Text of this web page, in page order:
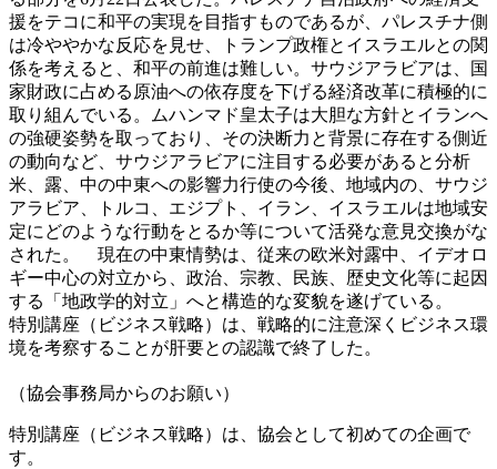
援をテコに和平の実現を目指すものであるが、パレスチナ側
は冷ややかな反応を見せ、トランプ政権とイスラエルとの関
係を考えると、和平の前進は難しい。サウジアラビアは、国
家財政に占める原油への依存度を下げる経済改革に積極的に
取り組んでいる。ムハンマド皇太子は大胆な方針とイランへ
の強硬姿勢を取っており、その決断力と背景に存在する側近
の動向など、サウジアラビアに注目する必要があると分析
米、露、中の中東への影響力行使の今後、地域内の、サウジ
アラビア、トルコ、エジプト、イラン、イスラエルは地域安
定にどのような行動をとるか等について活発な意見交換がな
された。 現在の中東情勢は、従来の欧米対露中、イデオロ
ギー中心の対立から、政治、宗教、民族、歴史文化等に起因
する「地政学的対立」へと構造的な変貌を遂げている。
特別講座（ビジネス戦略）は、戦略的に注意深くビジネス環
境を考察することが肝要との認識で終了した。
（協会事務局からのお願い）
特別講座（ビジネス戦略）は、協会として初めての企画で
す。